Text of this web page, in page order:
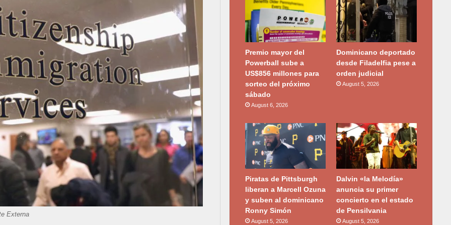
Externa
Premio mayor del
Powerball sube a
US$856 millones para
sorteo del próximo
sábado
August 6, 2026
Dominicano deportado
desde Filadelfia pese a
orden judicial
August 5, 2026
Piratas de Pittsburgh
liberan a Marcell Ozuna
y suben al dominicano
Ronny Simón
August 5, 2026
Dalvin «la Melodía»
anuncia su primer
concierto en el estado
de Pensilvania
August 5, 2026